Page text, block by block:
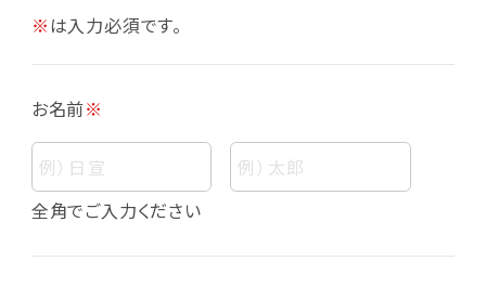
個人情報
個人情報とは、お客様個人に関する情報であっ
て、当該情報を構成する氏名、住所、電話番号、
※は入力必須です。
お名前※
全角でご入力ください